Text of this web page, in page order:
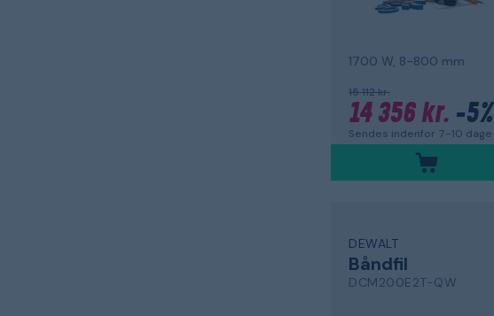
1700 W, 8-800 mm
15 112 kr.
14 356 kr. -5%
Sendes indenfor 7-10 dage
DEWALT
Båndfil
DCM200E2T-QW